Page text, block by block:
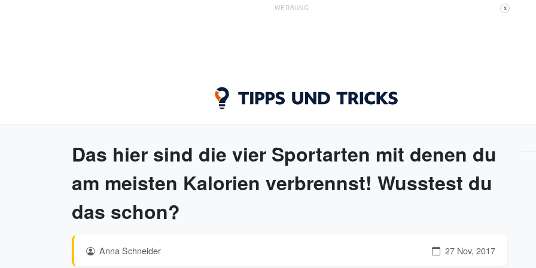
WERBUNG X
Das hier sind die vier Sportarten mit denen du
am meisten Kalorien verbrennst! Wusstest du
das schon?
Anna Schneider 27 Nov, 2017